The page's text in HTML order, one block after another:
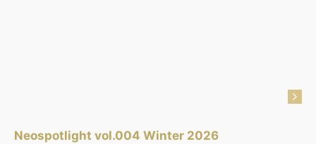
Neospotlight vol.004 Winter 2026